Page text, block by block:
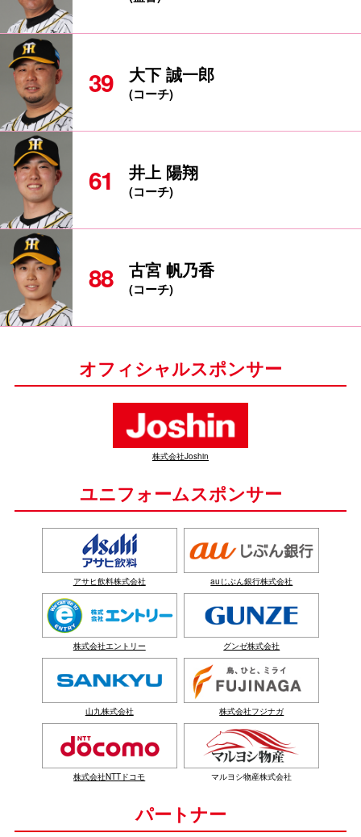
39 大下 誠一郎
(コーチ)
61 井上 陽翔
(コーチ)
88 古宮 帆乃香
(コーチ)
オフィシャルスポンサー
株式会社Joshin
ユニフォームスポンサー
アサヒ飲料株式会社 auじぶん銀行株式会社
株式会社エントリー グンゼ株式会社
山九株式会社 株式会社フジナガ
株式会社NTTドコモ マルヨシ物産株式会社
パートナー